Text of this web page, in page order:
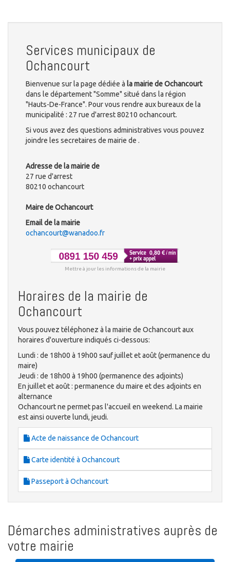
Services municipaux de
Ochancourt
Bienvenue sur la page dédiée à la mairie de Ochancourt
dans le département "Somme" situé dans la région
"Hauts-De-France". Pour vous rendre aux bureaux de la
municipalité : 27 rue d'arrest 80210 ochancourt.
Si vous avez des questions administratives vous pouvez
joindre les secretaires de mairie de .
Adresse de la mairie de
27 rue d'arrest
80210 ochancourt
Maire de Ochancourt
Email de la mairie
ochancourt@wanadoo.fr
Mettre à jour les informations de la mairie
Horaires de la mairie de
Ochancourt
Vous pouvez téléphonez à la mairie de Ochancourt aux
horaires d'ouverture indiqués ci-dessous:
Lundi : de 18h00 à 19h00 sauf juillet et août (permanence du
maire)
Jeudi : de 18h00 à 19h00 (permanence des adjoints)
En juillet et août : permanence du maire et des adjoints en
alternance
Ochancourt ne permet pas l'accueil en weekend. La mairie
est ainsi ouverte lundi, jeudi.
Acte de naissance de Ochancourt
Carte identité à Ochancourt
Passeport à Ochancourt
Démarches administratives auprès de
votre mairie